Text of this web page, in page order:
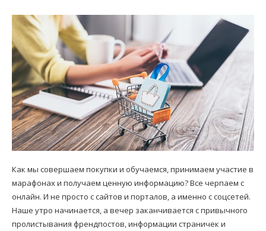
Как мы совершаем покупки и обучаемся, принимаем участие в
марафонах и получаем ценную информацию? Все черпаем с
онлайн. И не просто с сайтов и порталов, а именно с соцсетей.
Наше утро начинается, а вечер заканчивается с привычного
пролистывания френдпостов, информации страничек и